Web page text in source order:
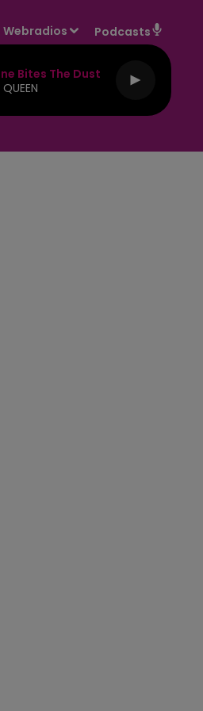
Webradios Podcasts
Bites The Dust
QUEEN